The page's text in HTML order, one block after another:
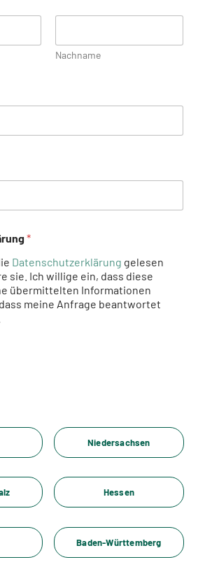
Nachname
*
Datenschutzerklärung gelesen
sie. Ich willige ein, dass diese
übermittelten Informationen
meine Anfrage beantwortet
Niedersachsen
Hessen
Baden-Württemberg